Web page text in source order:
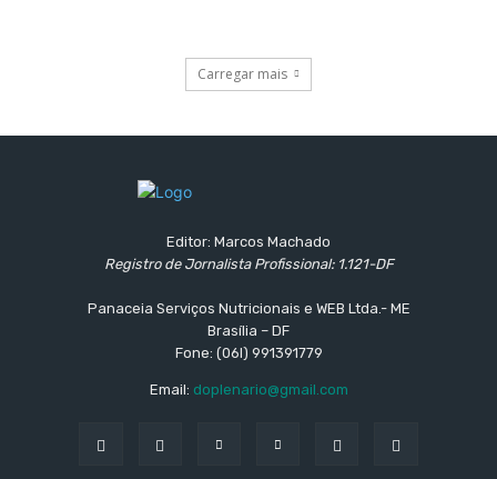
Carregar mais
Editor: Marcos Machado
Registro de Jornalista Profissional: 1.121-DF
Panaceia Serviços Nutricionais e WEB Ltda.- ME
Brasília – DF
Fone: (06l) 991391779
Email: doplenario@gmail.com